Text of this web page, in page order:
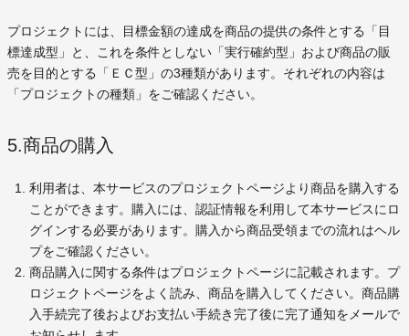
プロジェクトには、目標金額の達成を商品の提供の条件とする「目
標達成型」と、これを条件としない「実行確約型」および商品の販
売を目的とする「ＥＣ型」の3種類があります。それぞれの内容は
「プロジェクトの種類」をご確認ください。
5.商品の購入
利用者は、本サービスのプロジェクトページより商品を購入する
ことができます。購入には、認証情報を利用して本サービスにロ
グインする必要があります。購入から商品受領までの流れはヘル
プをご確認ください。
商品購入に関する条件はプロジェクトページに記載されます。プ
ロジェクトページをよく読み、商品を購入してください。商品購
入手続完了後およびお支払い手続き完了後に完了通知をメールで